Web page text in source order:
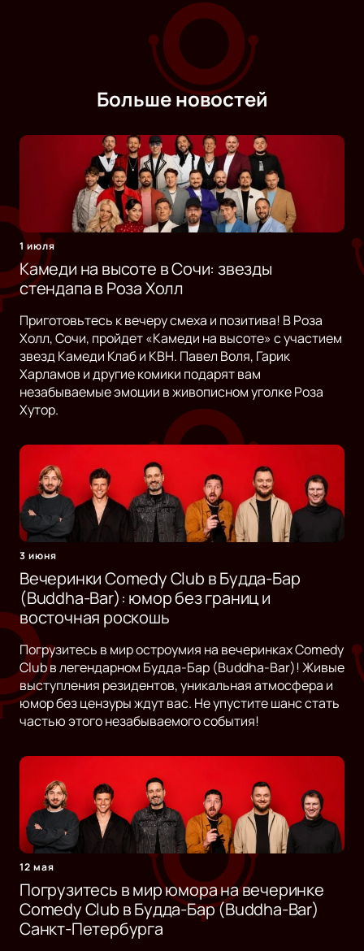
Больше новостей
1 июля
Камеди на высоте в Сочи: звезды
стендапа в Роза Холл
Приготовьтесь к вечеру смеха и позитива! В Роза
Холл, Сочи, пройдет «Камеди на высоте» с участием
звезд Камеди Клаб и КВН. Павел Воля, Гарик
Харламов и другие комики подарят вам
незабываемые эмоции в живописном уголке Роза
Хутор.
3 июня
Вечеринки Comedy Club в Будда-Бар
(Buddha-Bar): юмор без границ и
восточная роскошь
Погрузитесь в мир остроумия на вечеринках Comedy
Club в легендарном Будда-Бар (Buddha-Bar)! Живые
выступления резидентов, уникальная атмосфера и
юмор без цензуры ждут вас. Не упустите шанс стать
частью этого незабываемого события!
12 мая
Погрузитесь в мир юмора на вечеринке
Comedy Club в Будда-Бар (Buddha-Bar)
Санкт-Петербурга